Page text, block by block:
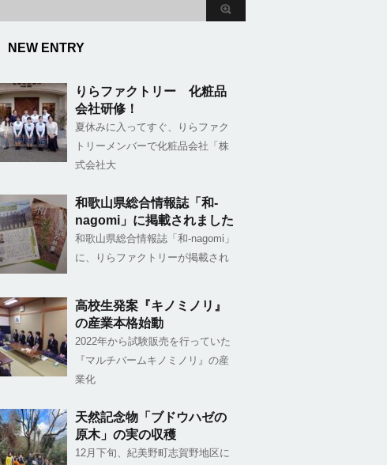
NEW ENTRY
りらファクトリー 化粧品
会社研修！
夏休みに入ってすぐ、りらファク
トリーメンバーで化粧品会社「株
式会社大
和歌山県総合情報誌「和-
nagomi」に掲載されました
和歌山県総合情報誌「和-nagomi」
に、りらファクトリーが掲載され
高校生発案『キノミノリ』
の産業本格始動
2022年から試験販売を行っていた
『マルチバームキノミノリ』の産
業化
天然記念物「ブドウハゼの
原木」の実の収穫
12月下旬、紀美野町志賀野地区に